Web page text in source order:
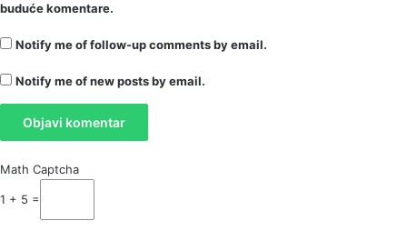
buduće komentare.
Notify me of follow-up comments by email.
Notify me of new posts by email.
Math Captcha
1 + 5 =